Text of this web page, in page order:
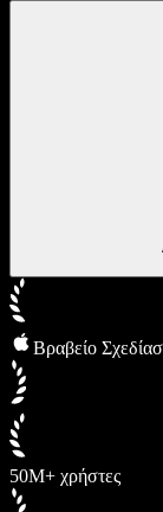
Βραβείο
50M+ χρήστες